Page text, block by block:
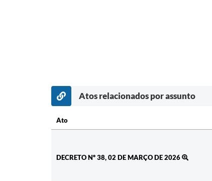
Atos relacionados por assunto
Ato
DECRETO Nº 38, 02 DE MARÇO DE 2026